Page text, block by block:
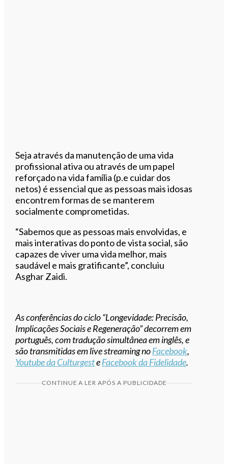
Seja através da manutenção de uma vida
profissional ativa ou através de um papel
reforçado na vida família (p.e cuidar dos
netos) é essencial que as pessoas mais idosas
encontrem formas de se manterem
socialmente comprometidas.
“Sabemos que as pessoas mais envolvidas, e
mais interativas do ponto de vista social, são
capazes de viver uma vida melhor, mais
saudável e mais gratificante”, concluiu
Asghar Zaidi.
As conferências do ciclo “Longevidade: Precisão,
Implicações Sociais e Regeneração” decorrem em
português, com tradução simultânea em inglês, e
são transmitidas em live streaming noFacebook,
Youtube da CulturgesteFacebook da Fidelidade.
CONTINUE A LER APÓS A PUBLICIDADE